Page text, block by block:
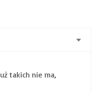
takich nie ma,